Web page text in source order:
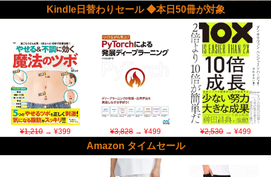
Kindle日替わりセール ◆本日50冊が対象
¥1,210→ ¥399 ¥3,828→ ¥499 ¥2,530→ ¥499
Amazon タイムセール